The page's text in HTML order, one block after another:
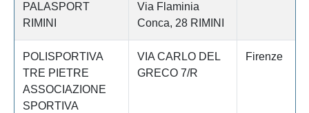
PALASPORT
RIMINI
Via Flaminia
Conca, 28 RIMINI
POLISPORTIVA
TRE PIETRE
ASSOCIAZIONE
SPORTIVA
VIA CARLO DEL
GRECO 7/R
Firenze